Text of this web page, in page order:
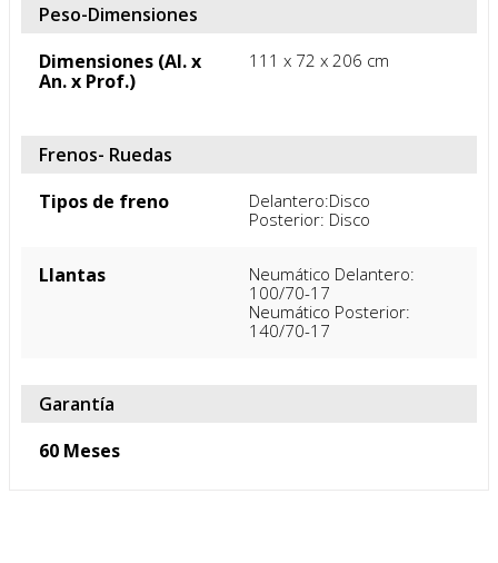
Peso-Dimensiones
Dimensiones (Al. x
An. x Prof.)
111 x 72 x 206 cm
Frenos- Ruedas
Tipos de freno
Delantero:Disco
Posterior: Disco
Llantas
Neumático Delantero:
100/70-17
Neumático Posterior:
140/70-17
Garantía
60 Meses